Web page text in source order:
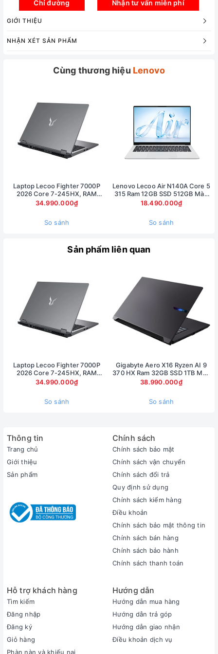
Lecoo Fighter 7000 2025 được trang bị bộ vi xử lý
Intel Core i7-14650HX (16 nhân, 24 luồng, xung nhịp
Cache). Đây là một CPU mạnh mẽ thuộc thế hệ thứ
nhiệm, chơi game AAA và xử lý các phần mềm đồ
Autodesk Maya. CPU này có TDP lên đến 130W, đảm
bảo sức mạnh để xử lý các tác vụ nặng mà không bị
giới hạn hiệu suất.
Card đồ họa RTX 5060 (kiến trúc Ada Lovelace) với
8GB VRAM GDDR6 và TGP lên đến 115W là một điểm
nhấn lớn của Lecoo Fighter 7000 2025. GPU này hỗ
trợ các công nghệ tiên tiến như DLSS 3.5, Ray
trong các tựa game AAA nhưCyberpunk 2077
Ringhay
ở độ phân giải 2K với thiết lập cao.
Ngoài gaming, RTX 5060 còn hỗ trợ tốt các tác vụ
sáng tạo nội dung như render video 4K/8K hoặc
dựng hình 3D nhờ CUDA cores và khả năng tăng tốc
Chỉ đường Nhận tư vấn miễn phí
GIỚI THIỆU
NHẬN XÉT SẢN PHẨM
Cùng thương hiệu Lenovo
Laptop Lecoo Fighter 7000P
2026 Core 7-245HX, RAM
16GB, SSD 512GB, RTX 5060
8GB, màn 16 inch 2.5K 180Hz
34.990.000₫
So sánh
Lenovo Lecoo Air N140A Core 5
315 Ram 12GB SSD 512GB Màn
hình 14inch FullHD
18.490.000₫
So sánh
Sản phẩm liên quan
Laptop Lecoo Fighter 7000P
2026 Core 7-245HX, RAM
16GB, SSD 512GB, RTX 5060
8GB, màn 16 inch 2.5K 180Hz
34.990.000₫
So sánh
Gigabyte Aero X16 Ryzen AI 9
370 HX Ram 32GB SSD 1TB Màn
hình 16inch 2.5K RTX 5070 8Gb
38.990.000₫
So sánh
Thông tin
Trang chủ
Giới thiệu
Sản phẩm
Chính sách
Chính sách bảo mật
Chính sách vận chuyển
Chính sách đổi trả
Quy định sử dụng
Chính sách kiểm hàng
Điều khoản
Chính sách bảo mật thông tin
Chính sách bán hàng
Chính sách bảo hành
Chính sách thanh toán
Hỗ trợ khách hàng
Tìm kiếm
Đăng nhập
Đăng ký
Giỏ hàng
Phàn nàn và khiếu nại
Hướng dẫn
Hướng dẫn mua hàng
Hướng dẫn trả góp
Hướng dẫn giao nhận
Điều khoản dịch vụ